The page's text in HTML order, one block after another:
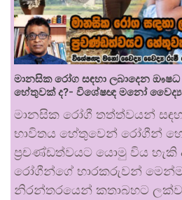
මානසික රෝග සඳහා ලබාදෙන
හේතුවක් ද?- විශේෂඥ මනෝ
මානසික රෝගී තත්ත්වයන්
භාවිතය හේතුවෙන් රෝගීන්
ප්‍රචණ්ඩත්වයට යොමු විය හැකි
රෝගීන්ගේ භාරකරුවන් මෙන්ම
නිරන්තරයෙන් කතාබහට